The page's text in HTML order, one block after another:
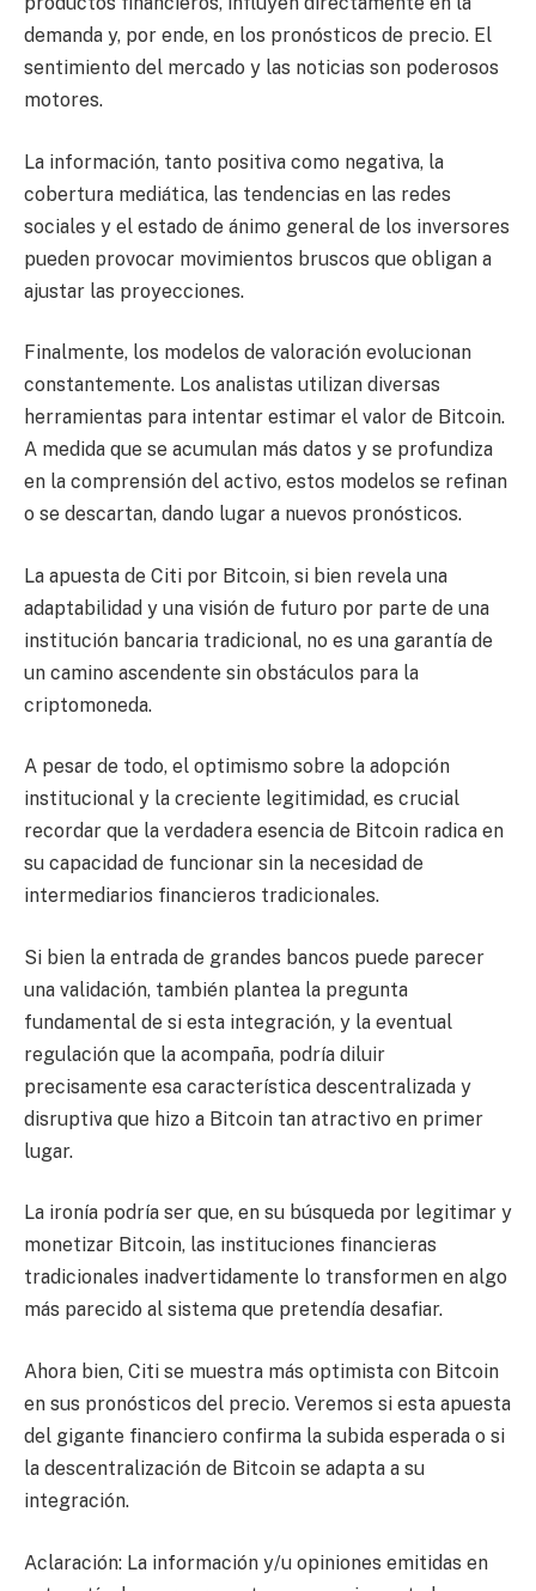
demanda y, por ende, en los pronósticos de precio. El
sentimiento del mercado y las noticias son poderosos
motores.
La información, tanto positiva como negativa, la
cobertura mediática, las tendencias en las redes
sociales y el estado de ánimo general de los inversores
pueden provocar movimientos bruscos que obligan a
ajustar las proyecciones.
Finalmente, los modelos de valoración evolucionan
constantemente. Los analistas utilizan diversas
herramientas para intentar estimar el valor de Bitcoin.
A medida que se acumulan más datos y se profundiza
en la comprensión del activo, estos modelos se refinan
o se descartan, dando lugar a nuevos pronósticos.
La apuesta de Citi por Bitcoin, si bien revela una
adaptabilidad y una visión de futuro por parte de una
institución bancaria tradicional, no es una garantía de
un camino ascendente sin obstáculos para la
criptomoneda.
A pesar de todo, el optimismo sobre la adopción
institucional y la creciente legitimidad, es crucial
recordar que la verdadera esencia de Bitcoin radica en
su capacidad de funcionar sin la necesidad de
intermediarios financieros tradicionales.
Si bien la entrada de grandes bancos puede parecer
una validación, también plantea la pregunta
fundamental de si esta integración, y la eventual
regulación que la acompaña, podría diluir
precisamente esa característica descentralizada y
disruptiva que hizo a Bitcoin tan atractivo en primer
lugar.
La ironía podría ser que, en su búsqueda por legitimar y
monetizar Bitcoin, las instituciones financieras
tradicionales inadvertidamente lo transformen en algo
más parecido al sistema que pretendía desafiar.
Ahora bien, Citi se muestra más optimista con Bitcoin
en sus pronósticos del precio. Veremos si esta apuesta
del gigante financiero confirma la subida esperada o si
la descentralización de Bitcoin se adapta a su
integración.
Aclaración: La información y/u opiniones emitidas en